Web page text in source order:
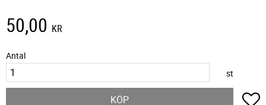
50,00 KR
Antal
st
KÖP